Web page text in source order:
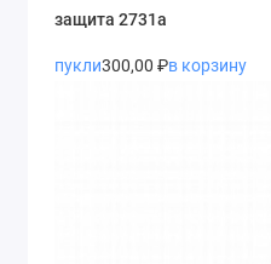
защита 2731а
пукли300,00 ₽в корзину